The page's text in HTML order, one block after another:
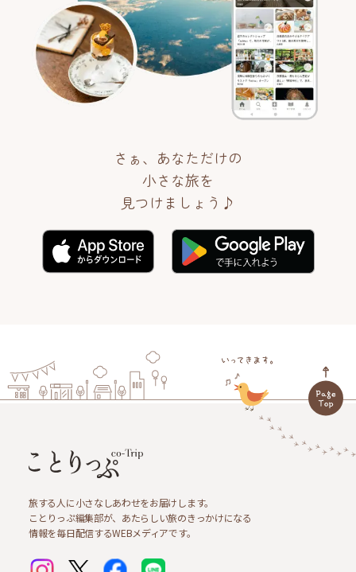
さぁ、あなただけの
小さな旅を
見つけましょう♪
旅する人に小さなしあわせをお届けします。
ことりっぷ編集部が、あたらしい旅のきっかけになる
情報を毎日配信するWEBメディアです。